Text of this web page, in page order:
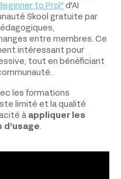
to Pro)" d'AI
Skool gratuite par
entre membres. Ce
intéressant pour
tout en bénéficiant
les formations
limité et la qualité
à appliquer les
.